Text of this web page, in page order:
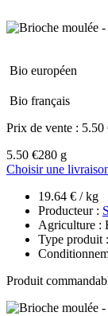
Bio européen
Bio français
Prix de vente : 5.50
5.50 €280 g
Choisir une
19.64 € / kg
Producteur :
Agriculture :
Type produit
Produit